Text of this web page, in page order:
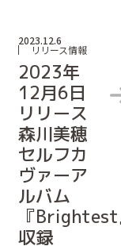
2023.12.6
リリース情報
2023年
12月6日
リリース
森川美穂
セルフカ
ヴァーア
ルバム
『
収録